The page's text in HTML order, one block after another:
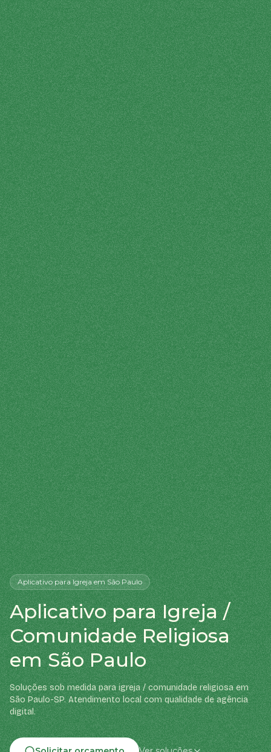
Aplicativopara Igrejaem São Paulo
Aplicativo para Igreja /
Comunidade Religiosa
em São Paulo
Soluções sob medida para igreja / comunidade religiosa em
São Paulo-SP. Atendimento local com qualidade de agência
digital.